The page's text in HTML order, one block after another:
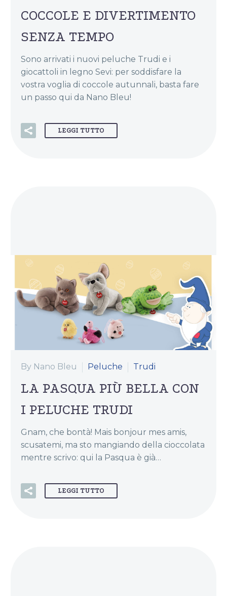
COCCOLE E DIVERTIMENTO
SENZA TEMPO
Sono arrivati i nuovi peluche Trudi e i
giocattoli in legno Sevi: per soddisfare la
vostra voglia di coccole autunnali, basta fare
un passo qui da Nano Bleu!
LEGGI TUTTO
By Nano Bleu Peluche Trudi
LA PASQUA PIÙ BELLA CON
I PELUCHE TRUDI
Gnam, che bontà! Mais bonjour mes amis,
scusatemi, ma sto mangiando della cioccolata
mentre scrivo: qui la Pasqua è già…
LEGGI TUTTO